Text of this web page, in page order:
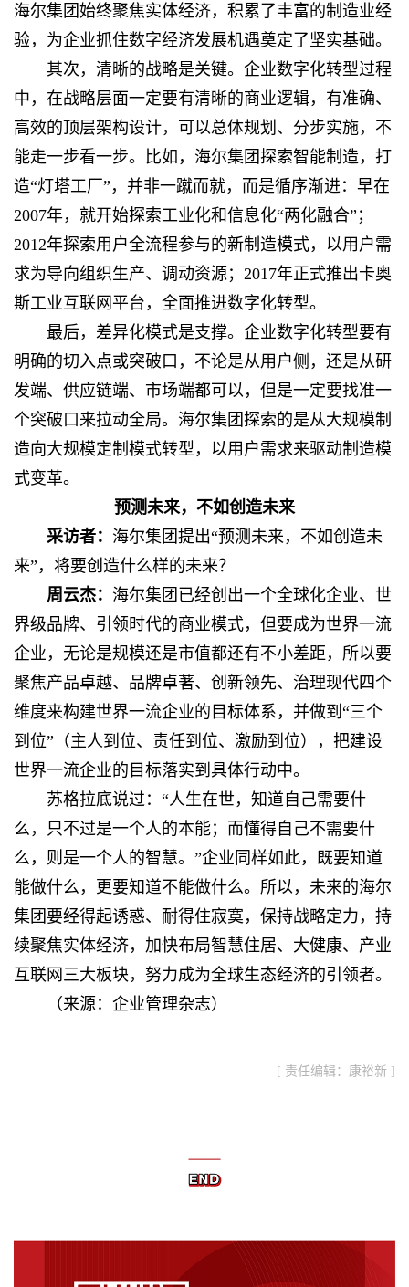
海尔集团始终聚焦实体经济，积累了丰富的制造业经
验，为企业抓住数字经济发展机遇奠定了坚实基础。
其次，清晰的战略是关键。企业数字化转型过程
中，在战略层面一定要有清晰的商业逻辑，有准确、
高效的顶层架构设计，可以总体规划、分步实施，不
能走一步看一步。比如，海尔集团探索智能制造，打
造“灯塔工厂”，并非一蹴而就，而是循序渐进：早在
2007年，就开始探索工业化和信息化“两化融合”；
2012年探索用户全流程参与的新制造模式，以用户需
求为导向组织生产、调动资源；2017年正式推出卡奥
斯工业互联网平台，全面推进数字化转型。
最后，差异化模式是支撑。企业数字化转型要有
明确的切入点或突破口，不论是从用户侧，还是从研
发端、供应链端、市场端都可以，但是一定要找准一
个突破口来拉动全局。海尔集团探索的是从大规模制
造向大规模定制模式转型，以用户需求来驱动制造模
式变革。
预测未来，不如创造未来
采访者： 海尔集团提出“预测未来，不如创造未
来”，将要创造什么样的未来？
周云杰： 海尔集团已经创出一个全球化企业、世
界级品牌、引领时代的商业模式，但要成为世界一流
企业，无论是规模还是市值都还有不小差距，所以要
聚焦产品卓越、品牌卓著、创新领先、治理现代四个
维度来构建世界一流企业的目标体系，并做到“三个
到位”（主人到位、责任到位、激励到位），把建设
世界一流企业的目标落实到具体行动中。
苏格拉底说过：“人生在世，知道自己需要什
么，只不过是一个人的本能；而懂得自己不需要什
么，则是一个人的智慧。”企业同样如此，既要知道
能做什么，更要知道不能做什么。所以，未来的海尔
集团要经得起诱惑、耐得住寂寞，保持战略定力，持
续聚焦实体经济，加快布局智慧住居、大健康、产业
互联网三大板块，努力成为全球生态经济的引领者。
（来源：企业管理杂志）
[ 责任编辑：康裕新 ]